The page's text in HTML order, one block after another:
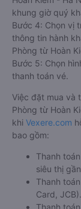
khung giờ quý
Bước 4: Chọn vị
thông tin hành
Phòng từ Hoàn
Bước 5: Chọn
thanh toán vé.
Việc đặt mua và
Phòng từ Hoàn
khi Vexere.com
bao gồm:
Thanh
siêu thị
Thanh
Card, JCB).